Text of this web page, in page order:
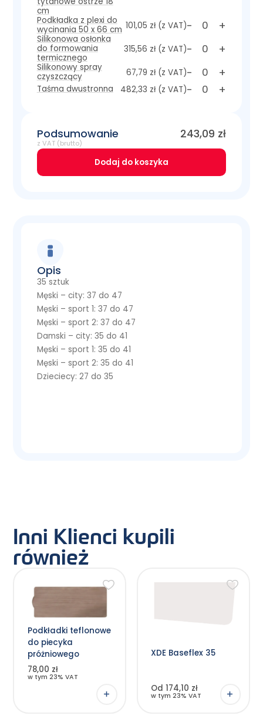
cm
Podkładka z plexi do
wycinania 50 x 66 cm 101,05 zł (z VAT)- +
Silikonowa osłonka
do formowania
termicznego
315,56 zł (z VAT)- +
Silikonowy spray
czyszczący
67,79 zł (z VAT)- +
Taśma dwustronna 482,33 zł (z VAT)- +
Podsumowanie
z VAT (brutto)
243,09 zł
Dodaj do koszyka
Opis
35 sztuk
Męski – city: 37 do 47
Męski – sport 1: 37 do 47
Męski – sport 2: 37 do 47
Damski – city: 35 do 41
Męski – sport 1: 35 do 41
Męski – sport 2: 35 do 41
Dzieciecy: 27 do 35
Inni Klienci kupili
również
Podkładki teflonowe
do piecyka
próżniowego
78,00 zł
w tym 23% VAT
XDE Baseflex 35
Od 174,10 zł
w tym 23% VAT
stronie